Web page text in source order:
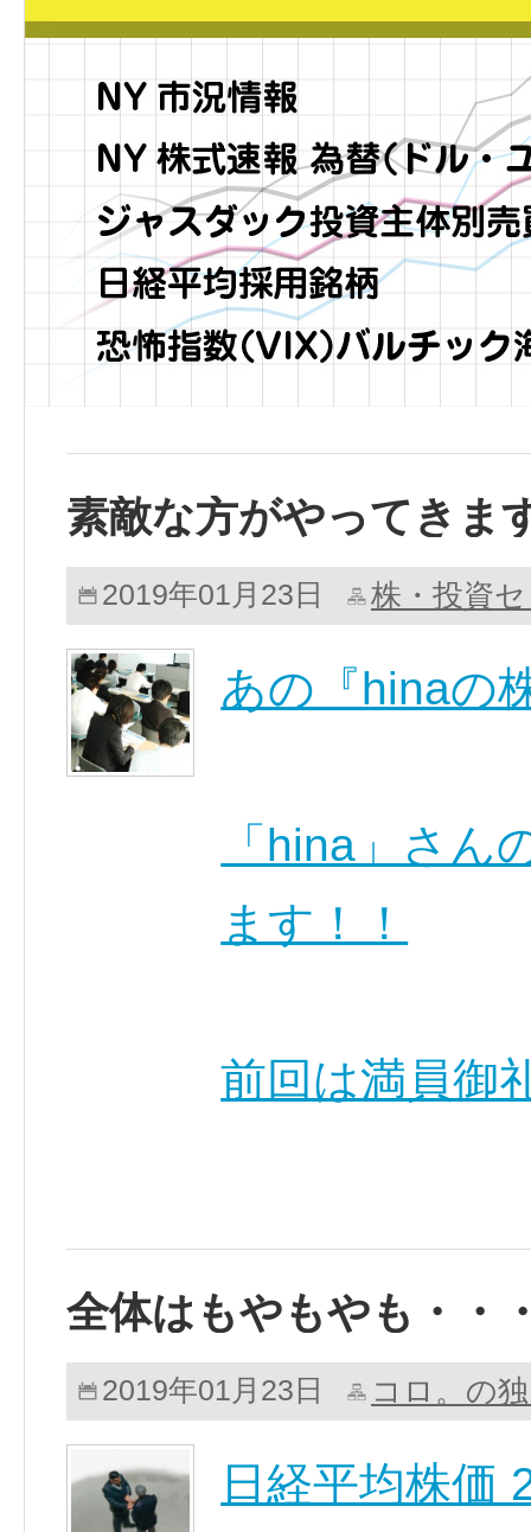
素敵な方がやってきま
2019年01月23日 株・投資
あの『hinaの
「hina」さん
ます！！
前回は満員
全体はもやもやも・・
2019年01月23日 コロ。の
日経平均株価